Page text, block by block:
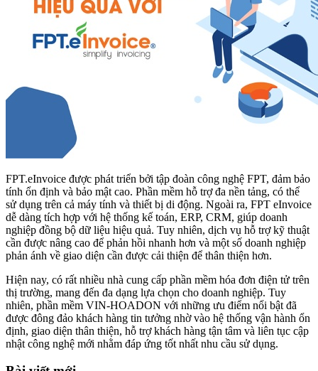
FPT.eInvoice được phát triển bởi tập đoàn công nghệ FPT, đảm bảo
tính ổn định và bảo mật cao. Phần mềm hỗ trợ đa nền tảng, có thể
sử dụng trên cả máy tính và thiết bị di động. Ngoài ra, FPT eInvoice
dễ dàng tích hợp với hệ thống kế toán, ERP, CRM, giúp doanh
nghiệp đồng bộ dữ liệu hiệu quả. Tuy nhiên, dịch vụ hỗ trợ kỹ thuật
cần được nâng cao để phản hồi nhanh hơn và một số doanh nghiệp
phản ánh về giao diện cần được cải thiện để thân thiện hơn.
Hiện nay, có rất nhiều nhà cung cấp phần mềm hóa đơn điện tử trên
thị trường, mang đến đa dạng lựa chọn cho doanh nghiệp. Tuy
nhiên, phần mềm VIN-HOADON với những ưu điểm nổi bật đã
được đông đảo khách hàng tin tưởng nhờ vào hệ thống vận hành ổn
định, giao diện thân thiện, hỗ trợ khách hàng tận tâm và liên tục cập
nhật công nghệ mới nhằm đáp ứng tốt nhất nhu cầu sử dụng.